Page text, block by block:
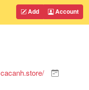
Add Account
cacanh.store/